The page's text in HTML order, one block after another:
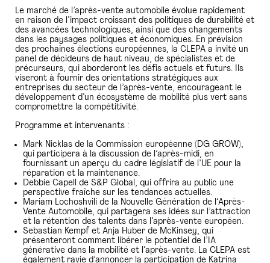
Le marché de l’après-vente automobile évolue rapidement
en raison de l’impact croissant des politiques de durabilité et
des avancées technologiques, ainsi que des changements
dans les paysages politiques et économiques. En prévision
des prochaines élections européennes, la CLEPA a invité un
panel de décideurs de haut niveau, de spécialistes et de
précurseurs, qui aborderont les défis actuels et futurs. Ils
viseront à fournir des orientations stratégiques aux
entreprises du secteur de l’après-vente, encourageant le
développement d’un écosystème de mobilité plus vert sans
compromettre la compétitivité.
Programme et intervenants :
Mark Nicklas de la Commission européenne (DG GROW),
qui participera à la discussion de l’après-midi, en
fournissant un aperçu du cadre législatif de l’UE pour la
réparation et la maintenance.
Debbie Capell de S&P Global, qui offrira au public une
perspective fraîche sur les tendances actuelles.
Mariam Lochoshvili de la Nouvelle Génération de l’Après-
Vente Automobile, qui partagera ses idées sur l’attraction
et la rétention des talents dans l’après-vente européen.
Sebastian Kempf et Anja Huber de McKinsey, qui
présenteront comment libérer le potentiel de l’IA
générative dans la mobilité et l’après-vente. La CLEPA est
également ravie d’annoncer la participation de Katrina